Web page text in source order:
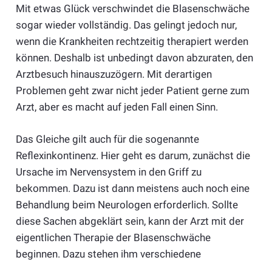
Mit etwas Glück verschwindet die Blasenschwäche
sogar wieder vollständig. Das gelingt jedoch nur,
wenn die Krankheiten rechtzeitig therapiert werden
können. Deshalb ist unbedingt davon abzuraten, den
Arztbesuch hinauszuzögern. Mit derartigen
Problemen geht zwar nicht jeder Patient gerne zum
Arzt, aber es macht auf jeden Fall einen Sinn.
Das Gleiche gilt auch für die sogenannte
Reflexinkontinenz. Hier geht es darum, zunächst die
Ursache im Nervensystem in den Griff zu
bekommen. Dazu ist dann meistens auch noch eine
Behandlung beim Neurologen erforderlich. Sollte
diese Sachen abgeklärt sein, kann der Arzt mit der
eigentlichen Therapie der Blasenschwäche
beginnen. Dazu stehen ihm verschiedene